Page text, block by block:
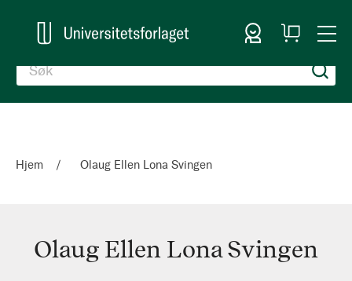
Logg inn
Handlekurv
Hjem Olaug Ellen Lona Svingen
Olaug Ellen Lona Svingen